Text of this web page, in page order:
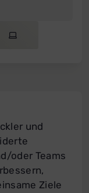
und
oder Teams
Ziele